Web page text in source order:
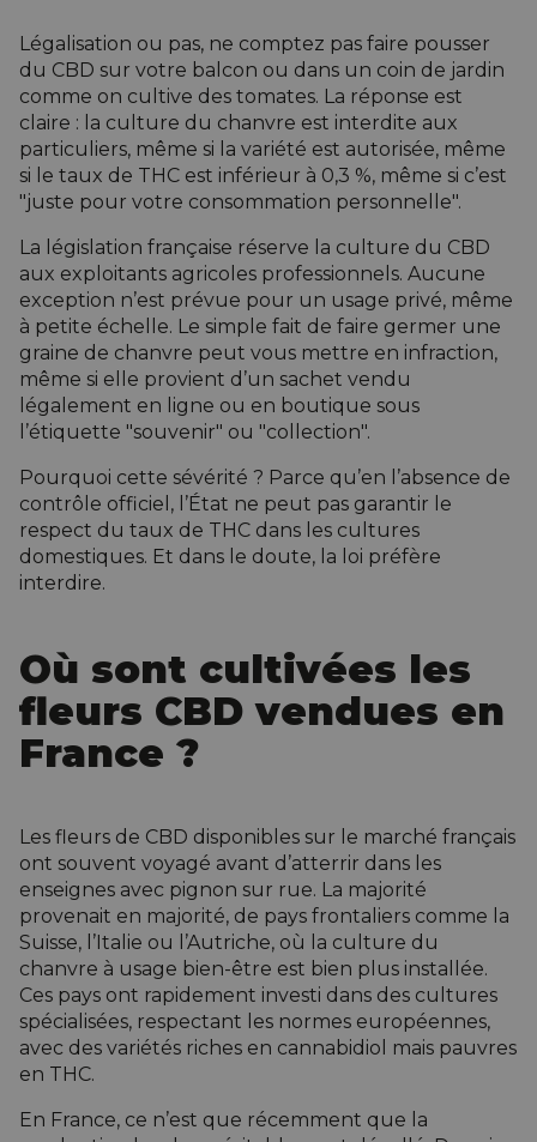
Légalisation ou pas, ne comptez pas faire pousser
du CBD sur votre balcon ou dans un coin de jardin
comme on cultive des tomates. La réponse est
claire : la culture du chanvre est interdite aux
particuliers, même si la variété est autorisée, même
si le taux de THC est inférieur à 0,3 %, même si c’est
"juste pour votre consommation personnelle".
La législation française réserve la culture du CBD
aux exploitants agricoles professionnels. Aucune
exception n’est prévue pour un usage privé, même
à petite échelle. Le simple fait de faire germer une
graine de chanvre peut vous mettre en infraction,
même si elle provient d’un sachet vendu
légalement en ligne ou en boutique sous
l’étiquette "souvenir" ou "collection".
Pourquoi cette sévérité ? Parce qu’en l’absence de
contrôle officiel, l’État ne peut pas garantir le
respect du taux de THC dans les cultures
domestiques. Et dans le doute, la loi préfère
interdire.
Où sont cultivées les
fleurs CBD vendues en
France ?
Les fleurs de CBD disponibles sur le marché français
ont souvent voyagé avant d’atterrir dans les
enseignes avec pignon sur rue. La majorité
provenait en majorité, de pays frontaliers comme la
Suisse, l’Italie ou l’Autriche, où la culture du
chanvre à usage bien-être est bien plus installée.
Ces pays ont rapidement investi dans des cultures
spécialisées, respectant les normes européennes,
avec des variétés riches en cannabidiol mais pauvres
en THC.
En France, ce n’est que récemment que la